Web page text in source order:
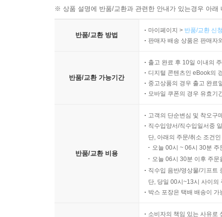
※ 상품 설명에 반품/교환과 관련한 안내가 있는경우 아
반품/교환 방법
마이페이지 > 반품/교환 신
판매자 배송 상품은 판매자
반품/교환 가능기간
출고 완료 후 10일 이내의
디지털 콘텐츠인 eBook의
중고상품의 경우 출고 완료
모바일 쿠폰의 경우 유효기
반품/교환 비용
고객의 단순변심 및 착오구
직수입양서/직수입일서중
단, 아래의 주문/취소 조건
오늘 00시 ~ 06시 30분
오늘 06시 30분 이후 주
직수입 음반/영상물/기프트
단, 당일 00시~13시 사이의
박스 포장은 택배 배송이
소비자의 책임 있는 사유로